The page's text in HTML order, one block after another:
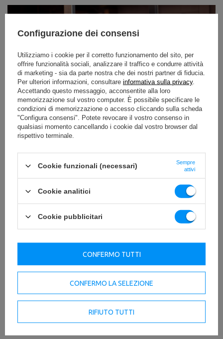
Panca Piana con Bilanciere: Guida Completa alla Tecnica e
Programmazione
La panca piana con bilanciere non è un semplice esercizio: è la
Troppo spesso si sottovaluta la sua tecnica, ma padroneggiarla,
insieme a una programmazione intelligente, è la tua arma segreta per
risultati esplosivi e duraturi, al riparo da infortuni.
Configurazione dei consensi
Utilizziamo i cookie per il corretto funzionamento del sito, per
offrire funzionalità sociali, analizzare il traffico e condurre attività
di marketing - sia da parte nostra che dei nostri partner di fiducia.
Per ulteriori informazioni, consultare informativa sulla privacy.
Accettando questo messaggio, acconsentite alla loro
memorizzazione sul vostro computer. È possibile specificare le
condizioni di memorizzazione o accesso cliccando sulla scheda
"Configura consensi". Potete revocare il vostro consenso in
qualsiasi momento cancellando i cookie dal vostro browser dal
rispettivo terminale.
Cookie funzionali (necessari)
Sempre
attivi
Cookie analitici
Cookie pubblicitari
CONFERMO LA SELEZIONE
RIFIUTO TUTTI
CONFERMO TUTTI